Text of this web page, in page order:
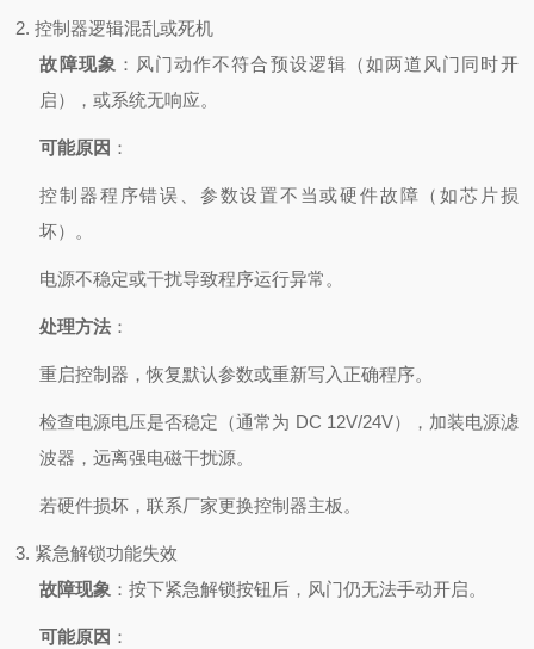
2. 控制器逻辑混乱或死机
故障现象 ：风门动作不符合预设逻辑（如两道风门同时开
启），或系统无响应。
可能原因 ：
控制器程序错误、参数设置不当或硬件故障（如芯片损
坏）。
电源不稳定或干扰导致程序运行异常。
处理方法 ：
重启控制器，恢复默认参数或重新写入正确程序。
检查电源电压是否稳定（通常为 DC 12V/24V），加装电源滤
波器，远离强电磁干扰源。
若硬件损坏，联系厂家更换控制器主板。
3. 紧急解锁功能失效
故障现象 ：按下紧急解锁按钮后，风门仍无法手动开启。
可能原因 ：